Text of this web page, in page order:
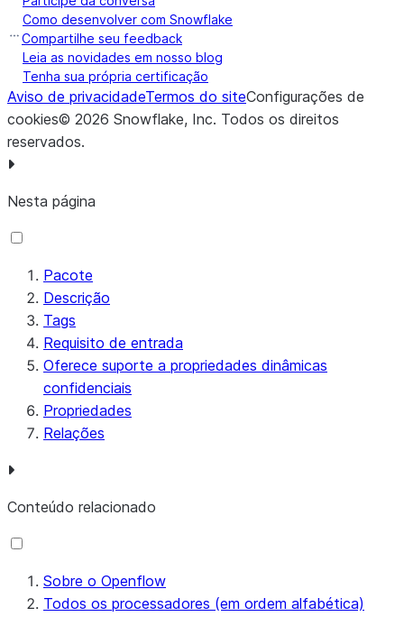
Como desenvolver com Snowflake
Compartilhe seu feedback
Leia as novidades em nosso blog
Tenha sua própria certificação
Aviso de privacidadeTermos do siteConfigurações de
cookies© 2026 Snowflake, Inc. Todos os direitos
reservados.
Nesta página
Pacote
Descrição
Tags
Requisito de entrada
Oferece suporte a propriedades dinâmicas
confidenciais
Propriedades
Relações
Conteúdo relacionado
Sobre o Openflow
Todos os processadores (em ordem alfabética)